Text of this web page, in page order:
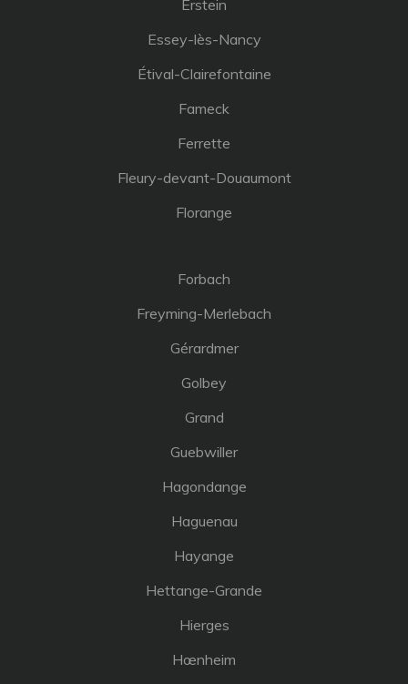
Erstein
Essey-lès-Nancy
Étival-Clairefontaine
Fameck
Ferrette
Fleury-devant-Douaumont
Florange
Forbach
Freyming-Merlebach
Gérardmer
Golbey
Grand
Guebwiller
Hagondange
Haguenau
Hayange
Hettange-Grande
Hierges
Hœnheim